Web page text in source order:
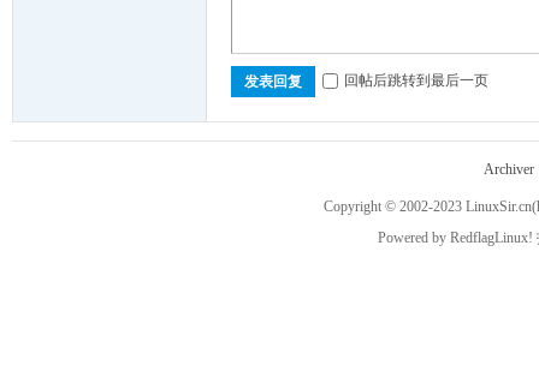
空
发表回复 回帖后跳转到最后一页
Archiver
Copyright © 2002-2023 LinuxSir.cn
Powered by RedflagLinux!